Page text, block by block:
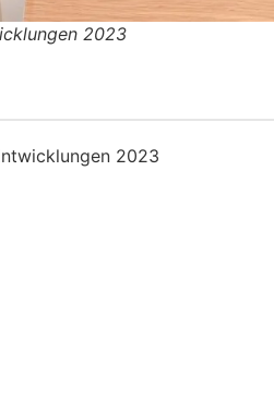
2023
2023